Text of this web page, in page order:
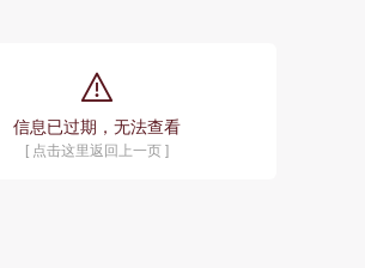
tip:
信息已过期，无法查看
[ 点击这里返回上一页 ]